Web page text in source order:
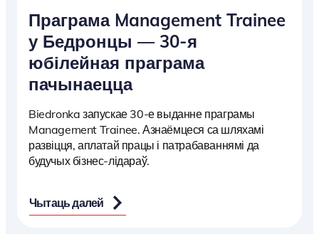
Праграма Management Trainee
у Бедронцы — 30-я
юбілейная праграма
пачынаецца
Biedronka запускае 30-е выданне праграмы
Management Trainee. Азнаёмцеся са шляхамі
развіцця, аплатай працы і патрабаваннямі да
будучых бізнес-лідараў.
Чытаць далей